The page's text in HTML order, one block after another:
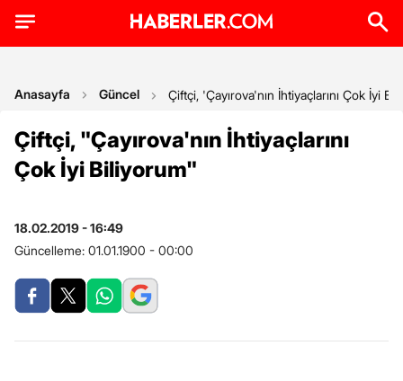
Anasayfa Güncel Çiftçi, 'Çayırova'nın İhtiyaçlarını Çok İyi
Çiftçi, "Çayırova'nın İhtiyaçlarını
Çok İyi Biliyorum"
18.02.2019 - 16:49
Güncelleme: 01.01.1900 - 00:00